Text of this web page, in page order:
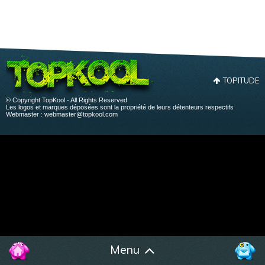
Menu
TOPITUDE
© Copyright TopKool - All Rights Reserved
Les logos et marques déposées sont la propriété de leurs détenteurs respectifs
Webmaster : webmaster@topkool.com